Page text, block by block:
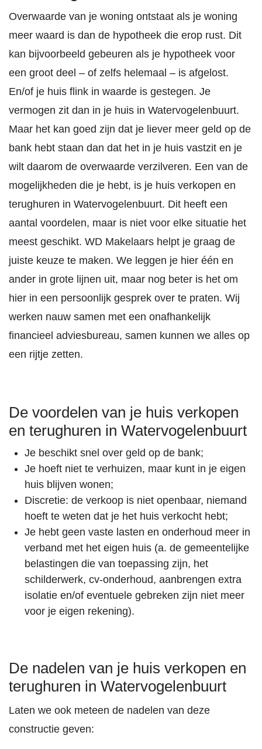
Overwaarde van je woning ontstaat als je woning
meer waard is dan de hypotheek die erop rust. Dit
kan bijvoorbeeld gebeuren als je hypotheek voor
een groot deel – of zelfs helemaal – is afgelost.
En/of je huis flink in waarde is gestegen. Je
vermogen zit dan in je huis in Watervogelenbuurt.
Maar het kan goed zijn dat je liever meer geld op de
bank hebt staan dan dat het in je huis vastzit en je
wilt daarom de overwaarde verzilveren. Een van de
mogelijkheden die je hebt, is je huis verkopen en
terughuren in Watervogelenbuurt. Dit heeft een
aantal voordelen, maar is niet voor elke situatie het
meest geschikt. WD Makelaars helpt je graag de
juiste keuze te maken. We leggen je hier één en
ander in grote lijnen uit, maar nog beter is het om
hier in een persoonlijk gesprek over te praten. Wij
werken nauw samen met een onafhankelijk
financieel adviesbureau, samen kunnen we alles op
een rijtje zetten.
De voordelen van je huis verkopen
en terughuren in Watervogelenbuurt
Je beschikt snel over geld op de bank;
Je hoeft niet te verhuizen, maar kunt in je eigen
huis blijven wonen;
Discretie: de verkoop is niet openbaar, niemand
hoeft te weten dat je het huis verkocht hebt;
Je hebt geen vaste lasten en onderhoud meer in
verband met het eigen huis (a. de gemeentelijke
belastingen die van toepassing zijn, het
schilderwerk, cv-onderhoud, aanbrengen extra
isolatie en/of eventuele gebreken zijn niet meer
voor je eigen rekening).
De nadelen van je huis verkopen en
terughuren in Watervogelenbuurt
Laten we ook meteen de nadelen van deze
constructie geven: